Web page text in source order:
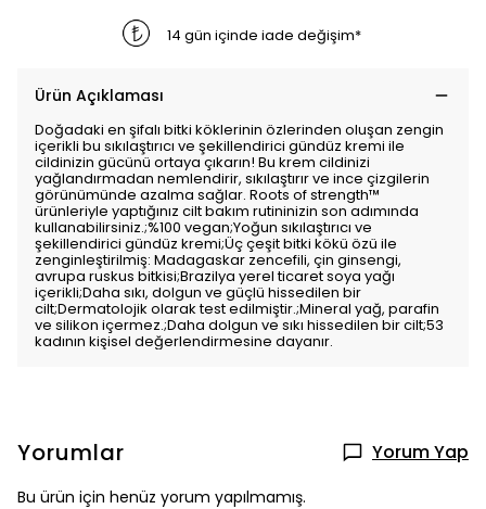
14 gün içinde iade değişim*
Ürün Açıklaması
Doğadaki en şifalı bitki köklerinin özlerinden oluşan zengin
içerikli bu sıkılaştırıcı ve şekillendirici gündüz kremi ile
cildinizin gücünü ortaya çıkarın! Bu krem cildinizi
yağlandırmadan nemlendirir, sıkılaştırır ve ince çizgilerin
görünümünde azalma sağlar. Roots of strength™
ürünleriyle yaptığınız cilt bakım rutininizin son adımında
kullanabilirsiniz.;%100 vegan;Yoğun sıkılaştırıcı ve
şekillendirici gündüz kremi;Üç çeşit bitki kökü özü ile
zenginleştirilmiş: Madagaskar zencefili, çin ginsengi,
avrupa ruskus bitkisi;Brazilya yerel ticaret soya yağı
içerikli;Daha sıkı, dolgun ve güçlü hissedilen bir
cilt;Dermatolojik olarak test edilmiştir.;Mineral yağ, parafin
ve silikon içermez.;Daha dolgun ve sıkı hissedilen bir cilt;53
kadının kişisel değerlendirmesine dayanır.
Yorumlar Yorum Yap
Bu ürün için henüz yorum yapılmamış.